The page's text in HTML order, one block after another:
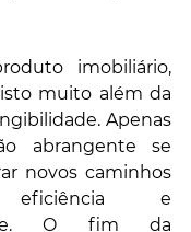
imobiliário,
muito além da
Apenas
abrangente se
novos caminhos
e
O fim da